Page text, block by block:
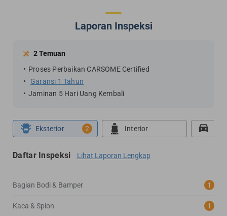
Laporan Inspeksi
2 Temuan
Proses Perbaikan CARSOME Certified
Garansi 1 Tahun
Jaminan 5 Hari Uang Kembali
Eksterior 2 Interior
Daftar Inspeksi Lihat Laporan Lengkap
Bagian Bodi & Bamper 1
Kaca & Spion 1